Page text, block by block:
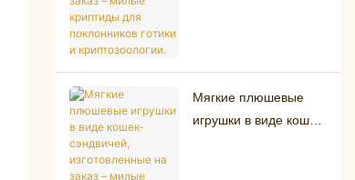
криптозоологии.
Мягкие плюшевые
игрушки в виде кошек-